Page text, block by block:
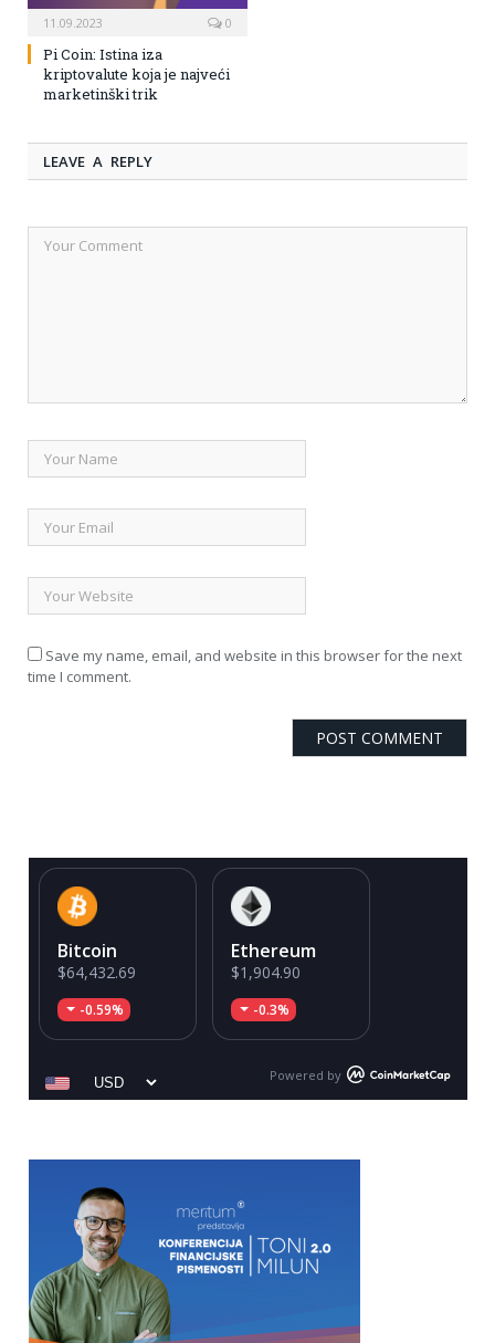
11.09.2023 0
Pi Coin: Istina iza
kriptovalute koja je najveći
marketinški trik
LEAVE A REPLY
Save my name, email, and website in this browser for the next
time I comment.
Bitcoin
$64,432.69
-0.59%
Ethereum
$1,904.90
-0.3%
Powered by